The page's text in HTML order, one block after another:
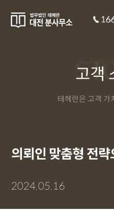
고객
테헤란은 고객 가
의뢰인 맞춤형 전략
2024.05.16